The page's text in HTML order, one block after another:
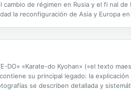
de régimen en Rusia y el fi nal
la reconfiguración de Asia y Europa
DO» «Karate-do Kyohan» («el texto
su principal legado: la
se describen detallada y